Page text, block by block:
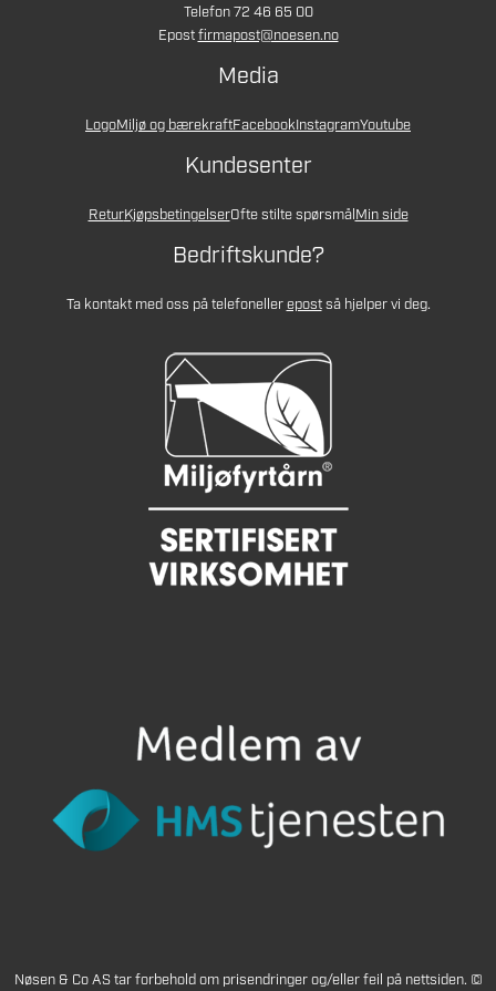
Telefon 72 46 65 00
Epostfirmapost@noesen.no
Media
LogoMiljø og bærekraftFacebookInstagramYoutube
Kundesenter
ReturKjøpsbetingelserOfte stilte spørsmålMin side
Bedriftskunde?
Ta kontakt med oss på telefonellerepostså hjelper vi deg.
Nøsen & Co AS tar forbehold om prisendringer og/eller feil på nettsiden. ©